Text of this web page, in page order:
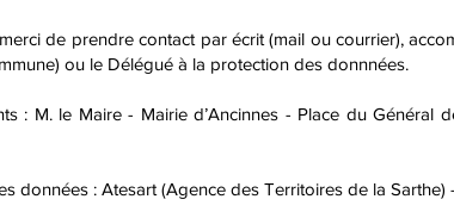
de prendre contact par écrit (mail ou courrier),
ou le Délégué à la protection des donnnées.
: M. le Maire - Mairie d’Ancinnes - Place du Général
: Atesart (Agence des Territoires de la Sarthe)